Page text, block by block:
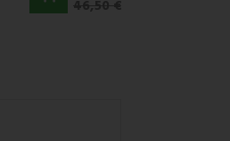
46,50 €